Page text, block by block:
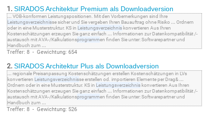
1. SIRADOS Architektur Premium als Downloadversion
... VOB-konformen Leistungspositionen. Mit den Vorbemerkungen sind Ihre
Leistungsverzeichnisse sicher und Sie vergeben Ihren Bauauftrag ohne Risiko ... Ordnern
oder in eine Musterstruktur. KS in Leistungsverzeichniskonvertieren Aus Ihren
Kostenschätzungen erzeugen Sie ganz einfach ... Informationen zur Datenkompatibilität /-
austausch mit AVA-/Kalkulationsprogrammen finden Sie unter: Softwarepartner und
Handbuch zum ...
Treffer: 8 - Gewichtung: 654
2. SIRADOS Architektur Plus als Downloadversion
... regionale Preisanpassung Kostenschätzungen erstellen Kostenschätzungen in LVs
konvertieren Leistungsverzeichnisse erstellen od. importieren Elemente per Drag& ...
Ordnern oder in eine Musterstruktur. KS in Leistungsverzeichniskonvertieren Aus Ihren
Kostenschätzungen erzeugen Sie ganz einfach ... Informationen zur Datenkompatibilität /-
austausch mit AVA-/Kalkulationsprogrammen finden Sie unter: Softwarepartner und
Handbuch zum ...
Treffer: 8 - Gewichtung: 526